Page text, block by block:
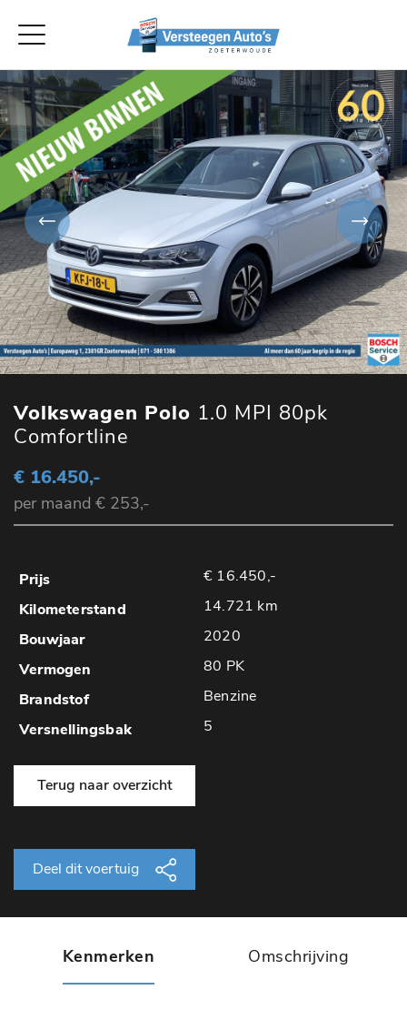
Volkswagen Polo 1.0 MPI 80pk
Comfortline
€ 16.450,-
per maand € 253,-
€ 16.450,-
14.721 km
2020
80 PK
Benzine
5
Terug naar overzicht
Deel dit voertuig
Kenmerken Omschrijving